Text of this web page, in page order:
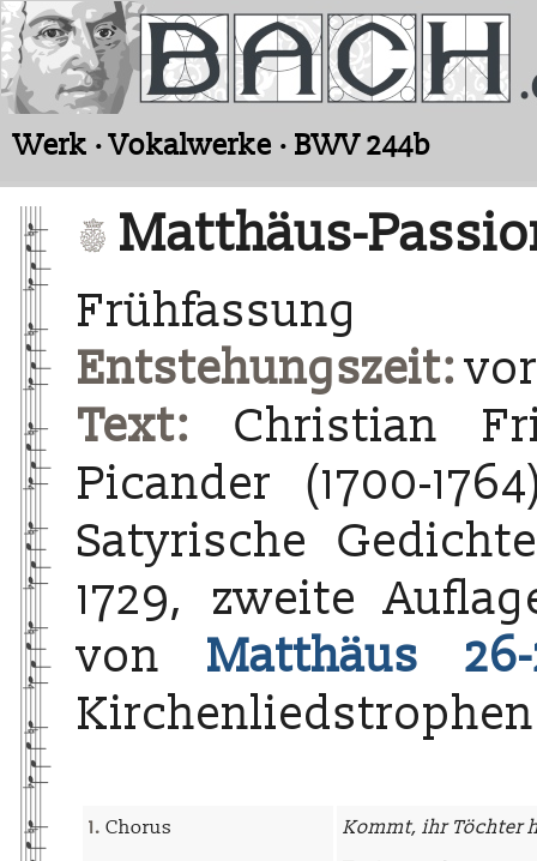
Werk · Vokalwerke · BWV 244b
Matthäus-
Frühfassung
Entstehungszeit:
Text: Christian
Picander (1700-
Satyrische
1729, zweite
von Matthäus 26-
Kirchenliedstrophen
1. Chorus
Kommt, ihr Töchter